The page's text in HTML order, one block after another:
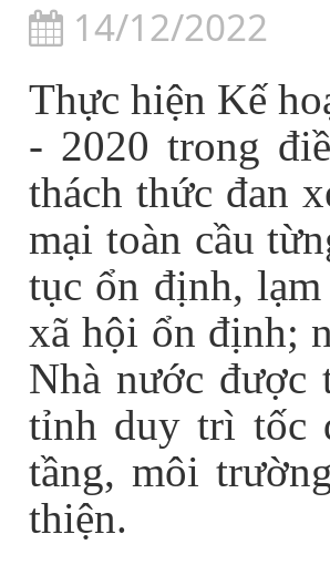
14/12/2022
Thực hiện Kế
- 2020 trong
thách thức đan
mại toàn cầu
tục ổn định,
xã hội ổn định;
Nhà nước được
tỉnh duy trì tốc
tầng, môi
thiện.